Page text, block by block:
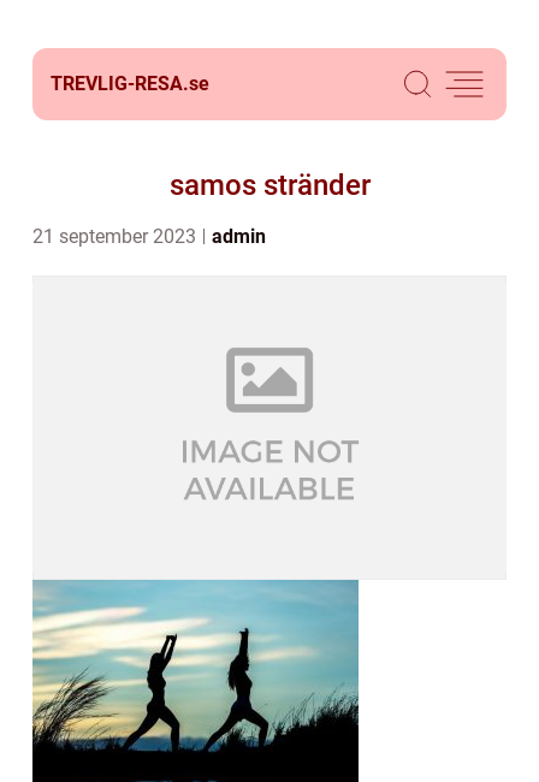
TREVLIG-RESA.se
samos stränder
21 september 2023 admin